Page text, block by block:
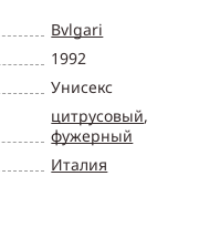
Bvlgari
1992
Унисекс
цитрусовый,
фужерный
Италия